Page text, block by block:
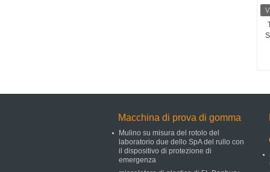
Macchina di prova di gomma
Mulino su misura del rotolo del
laboratorio due dello SpA del rullo con
il dispositivo di protezione di
emergenza